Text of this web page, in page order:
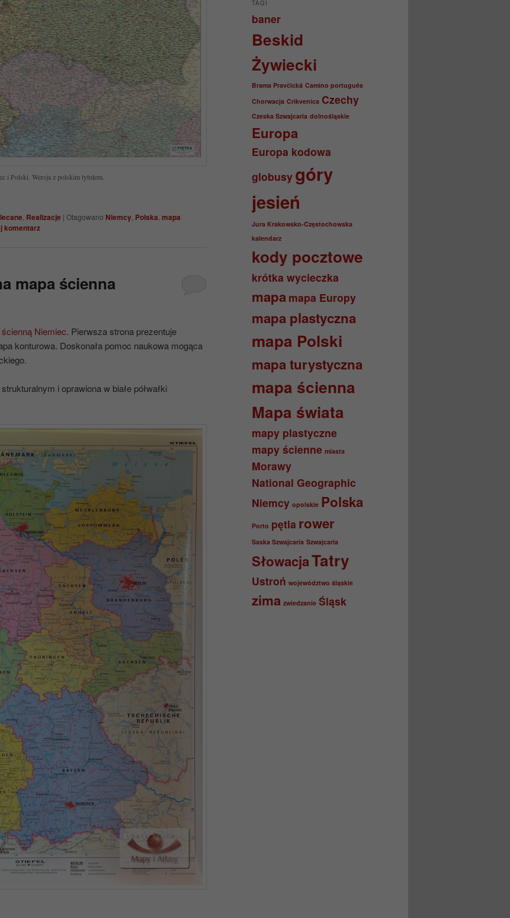
i Polski. Wersja z polskim tytułem.
Realizacje | Otagowano Niemcy Polska mapa
komentarz
mapa ścienna
Niemiec. Pierwsza strona prezentuje
konturowa. Doskonała pomoc naukowa mogąca
i oprawiona w białe półwałki
TAGI
baner
Beskid
Żywiecki
Brama Pravčická Camino portugués
Chorwacja Crikvenica Czechy
Czeska Szwajcaria dolnośląskie
Europa
Europa kodowa
globusy góry
jesień
Jura Krakowsko-Częstochowska
kalendarz
kody pocztowe
krótka wycieczka
mapa mapa Europy
mapa plastyczna
mapa Polski
mapa turystyczna
mapa ścienna
Mapa świata
mapy plastyczne
mapy ścienne miasta
Morawy
National Geographic
Niemcy opolskie Polska
Porto pętla rower
Saska Szwajcaria Szwajcaria
SłowacjaTatry
Ustroń województwo śląskie
zima zwiedzanie Śląsk